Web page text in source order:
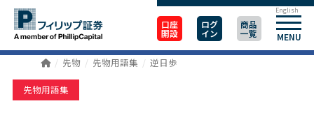
口座
開設
ログ
イン
商品
一覧 MENU
English
先物 先物用語集 逆日歩
先物用語集